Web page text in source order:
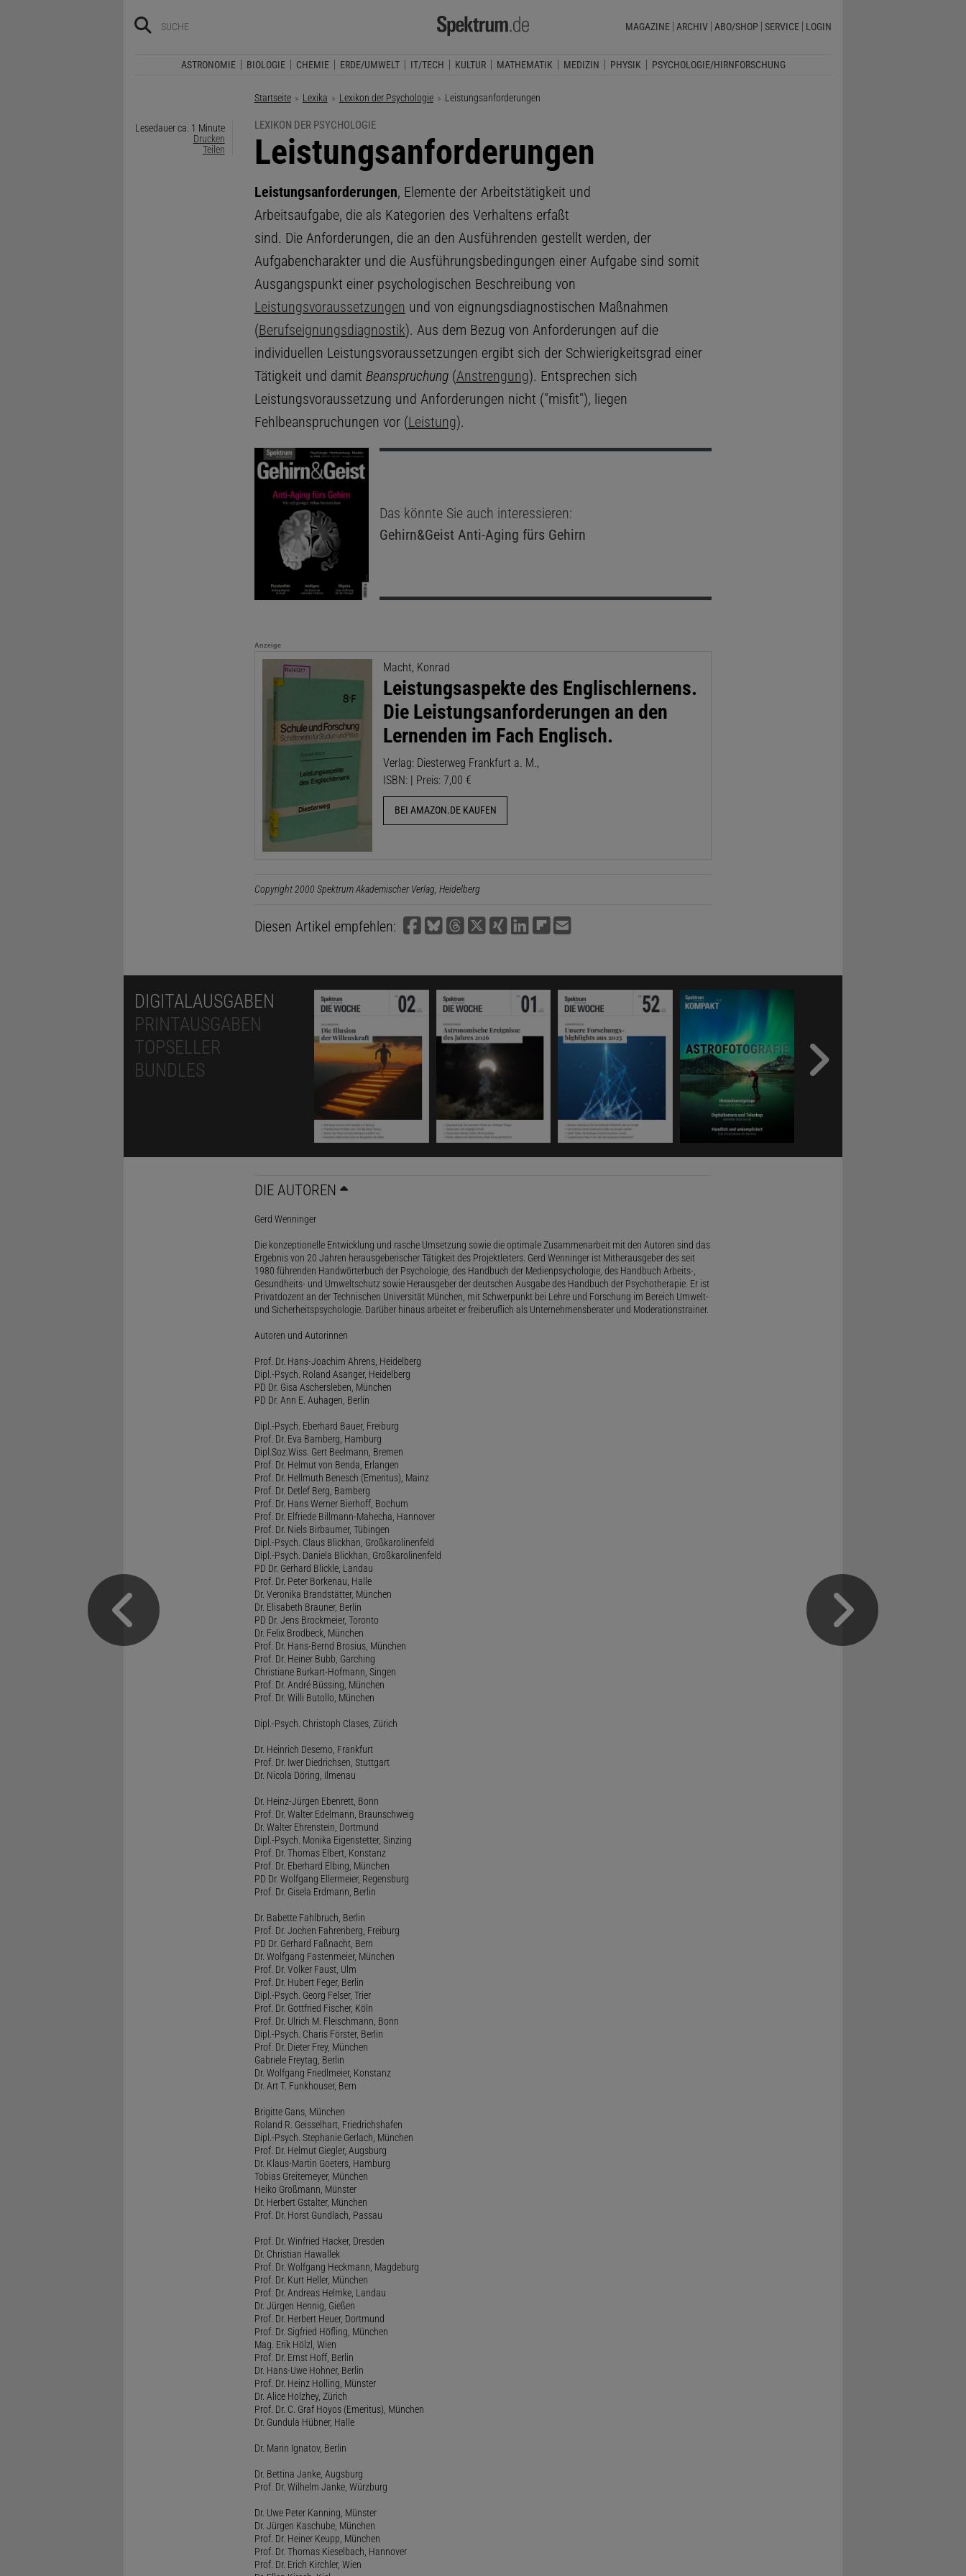
MAGAZINE ARCHIV ABO/SHOP SERVICE LOGIN
ASTRONOMIE BIOLOGIE CHEMIE ERDE/UMWELT IT/TECH KULTUR MATHEMATIK MEDIZIN PHYSIK PSYCHOLOGIE/HIRNFORSCHUNG
Startseite Lexika Lexikon der Psychologie Aktuelle Seite:
Leistungsanforderungen
Lesedauer ca. 1 Minute
Drucken
Teilen
LEXIKON DER PSYCHOLOGIE
:
Leistungsanforderungen
Leistungsanforderungen, Elemente der Arbeitstätigkeit und
Arbeitsaufgabe, die als Kategorien des Verhaltens erfaßt
sind. Die Anforderungen, die an den Ausführenden gestellt werden, der
Aufgabencharakter und die Ausführungsbedingungen einer Aufgabe sind somit
Ausgangspunkt einer psychologischen Beschreibung von
Leistungsvoraussetzungen und von eignungsdiagnostischen Maßnahmen
(Berufseignungsdiagnostik). Aus dem Bezug von Anforderungen auf die
individuellen Leistungsvoraussetzungen ergibt sich der Schwierigkeitsgrad einer
Tätigkeit und damit Beanspruchung(Anstrengung). Entsprechen sich
Leistungsvoraussetzung und Anforderungen nicht ("misfit"), liegen
Fehlbeanspruchungen vor (Leistung).
Das könnte Sie auch interessieren:
Gehirn&Geist Anti-Aging fürs Gehirn
Anzeige
Macht, Konrad
Leistungsaspekte des Englischlernens.
Die Leistungsanforderungen an den
Lernenden im Fach Englisch.
Verlag: Diesterweg Frankfurt a. M.,
ISBN: | Preis: 7,00 €
BEI AMAZON.DE KAUFEN
Copyright 2000 Spektrum Akademischer Verlag, Heidelberg
Diesen Artikel empfehlen:
DIGITALAUSGABEN
PRINTAUSGABEN
TOPSELLER
BUNDLES
DIE AUTOREN
Gerd Wenninger
Die konzeptionelle Entwicklung und rasche Umsetzung sowie die optimale Zusammenarbeit mit den Autoren sind das
Ergebnis von 20 Jahren herausgeberischer Tätigkeit des Projektleiters. Gerd Wenninger ist Mitherausgeber des seit
1980 führenden Handwörterbuch der Psychologie, des Handbuch der Medienpsychologie, des Handbuch Arbeits-,
Gesundheits- und Umweltschutz sowie Herausgeber der deutschen Ausgabe des Handbuch der Psychotherapie. Er ist
Privatdozent an der Technischen Universität München, mit Schwerpunkt bei Lehre und Forschung im Bereich Umwelt-
und Sicherheitspsychologie. Darüber hinaus arbeitet er freiberuflich als Unternehmensberater und Moderationstrainer.
Autoren und Autorinnen
Prof. Dr. Hans-Joachim Ahrens, Heidelberg
Dipl.-Psych. Roland Asanger, Heidelberg
PD Dr. Gisa Aschersleben, München
PD Dr. Ann E. Auhagen, Berlin
Dipl.-Psych. Eberhard Bauer, Freiburg
Prof. Dr. Eva Bamberg, Hamburg
Dipl.Soz.Wiss. Gert Beelmann, Bremen
Prof. Dr. Helmut von Benda, Erlangen
Prof. Dr. Hellmuth Benesch (Emeritus), Mainz
Prof. Dr. Detlef Berg, Bamberg
Prof. Dr. Hans Werner Bierhoff, Bochum
Prof. Dr. Elfriede Billmann-Mahecha, Hannover
Prof. Dr. Niels Birbaumer, Tübingen
Dipl.-Psych. Claus Blickhan, Großkarolinenfeld
Dipl.-Psych. Daniela Blickhan, Großkarolinenfeld
PD Dr. Gerhard Blickle, Landau
Prof. Dr. Peter Borkenau, Halle
Dr. Veronika Brandstätter, München
Dr. Elisabeth Brauner, Berlin
PD Dr. Jens Brockmeier, Toronto
Dr. Felix Brodbeck, München
Prof. Dr. Hans-Bernd Brosius, München
Prof. Dr. Heiner Bubb, Garching
Christiane Burkart-Hofmann, Singen
Prof. Dr. André Büssing, München
Prof. Dr. Willi Butollo, München
Dipl.-Psych. Christoph Clases, Zürich
Dr. Heinrich Deserno, Frankfurt
Prof. Dr. Iwer Diedrichsen, Stuttgart
Dr. Nicola Döring, Ilmenau
Dr. Heinz-Jürgen Ebenrett, Bonn
Prof. Dr. Walter Edelmann, Braunschweig
Dr. Walter Ehrenstein, Dortmund
Dipl.-Psych. Monika Eigenstetter, Sinzing
Prof. Dr. Thomas Elbert, Konstanz
Prof. Dr. Eberhard Elbing, München
PD Dr. Wolfgang Ellermeier, Regensburg
Prof. Dr. Gisela Erdmann, Berlin
Dr. Babette Fahlbruch, Berlin
Prof. Dr. Jochen Fahrenberg, Freiburg
PD Dr. Gerhard Faßnacht, Bern
Dr. Wolfgang Fastenmeier, München
Prof. Dr. Volker Faust, Ulm
Prof. Dr. Hubert Feger, Berlin
Dipl.-Psych. Georg Felser, Trier
Prof. Dr. Gottfried Fischer, Köln
Prof. Dr. Ulrich M. Fleischmann, Bonn
Dipl.-Psych. Charis Förster, Berlin
Prof. Dr. Dieter Frey, München
Gabriele Freytag, Berlin
Dr. Wolfgang Friedlmeier, Konstanz
Dr. Art T. Funkhouser, Bern
Brigitte Gans, München
Roland R. Geisselhart, Friedrichshafen
Dipl.-Psych. Stephanie Gerlach, München
Prof. Dr. Helmut Giegler, Augsburg
Dr. Klaus-Martin Goeters, Hamburg
Tobias Greitemeyer, München
Heiko Großmann, Münster
Dr. Herbert Gstalter, München
Prof. Dr. Horst Gundlach, Passau
Prof. Dr. Winfried Hacker, Dresden
Dr. Christian Hawallek
Prof. Dr. Wolfgang Heckmann, Magdeburg
Prof. Dr. Kurt Heller, München
Prof. Dr. Andreas Helmke, Landau
Dr. Jürgen Hennig, Gießen
Prof. Dr. Herbert Heuer, Dortmund
Prof. Dr. Sigfried Höfling, München
Mag. Erik Hölzl, Wien
Prof. Dr. Ernst Hoff, Berlin
Dr. Hans-Uwe Hohner, Berlin
Prof. Dr. Heinz Holling, Münster
Dr. Alice Holzhey, Zürich
Prof. Dr. C. Graf Hoyos (Emeritus), München
Dr. Gundula Hübner, Halle
Dr. Marin Ignatov, Berlin
Dr. Bettina Janke, Augsburg
Prof. Dr. Wilhelm Janke, Würzburg
Dr. Uwe Peter Kanning, Münster
Dr. Jürgen Kaschube, München
Prof. Dr. Heiner Keupp, München
Prof. Dr. Thomas Kieselbach, Hannover
Prof. Dr. Erich Kirchler, Wien